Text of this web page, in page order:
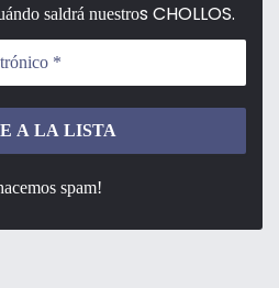
saldrá nuestros CHOLLOS.
spam!